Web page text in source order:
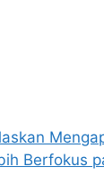
Berfokus